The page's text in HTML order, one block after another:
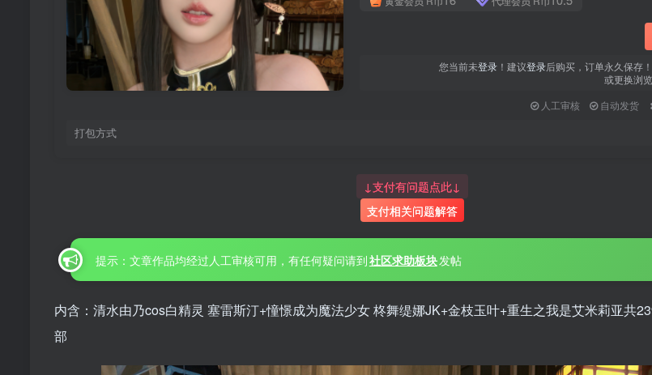
您当前未登录 ！建议登录后购买，订单永久保存
或更换浏
人工审核
自动发货
打包方式
↓支付有问题点此↓
支付相关问题解答
提示：文章作品均经过人工审核可用，有任何疑问请到社区求助板块发帖
内含：清水由乃cos白精灵 塞雷斯汀+憧憬成为魔法少女 柊舞缇娜JK+金枝玉叶+重生之我是艾米莉亚共
部